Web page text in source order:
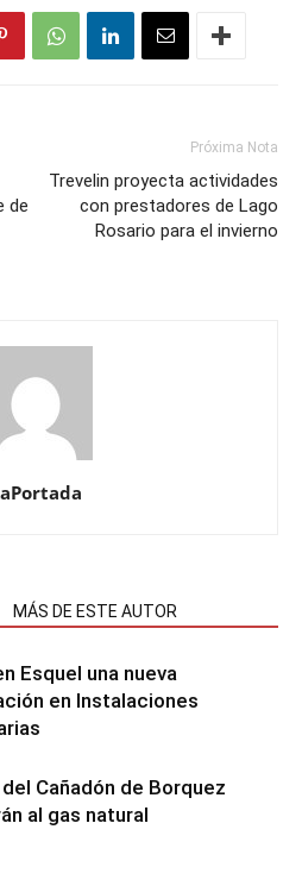
de
Próxima Nota
Trevelin proyecta actividades
con prestadores de Lago
Rosario para el invierno
MÁS DE ESTE AUTOR
Esquel una nueva
en Instalaciones
Cañadón de Borquez
al gas natural